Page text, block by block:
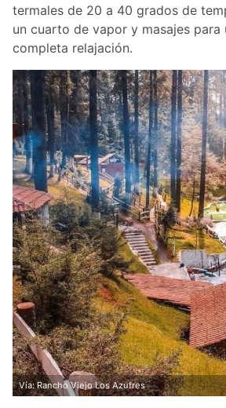
termales de 20 a 40 grados de
un cuarto de vapor y masajes para
completa relajación.
Vía: Rancho Viejo Los Azufres